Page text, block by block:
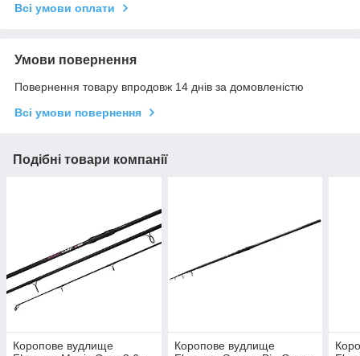
Всі умови оплати
Умови повернення
Повернення товару впродовж 14 днів за домовленістю
Всі умови повернення
Подібні товари компанії
Коропове вудлище
Коропове вудлище